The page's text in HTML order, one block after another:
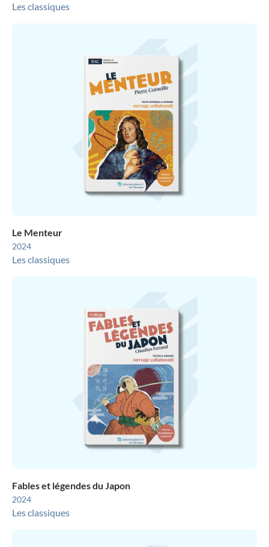
Les classiques
Le Menteur
2024
Les classiques
Fables et légendes du Japon
2024
Les classiques